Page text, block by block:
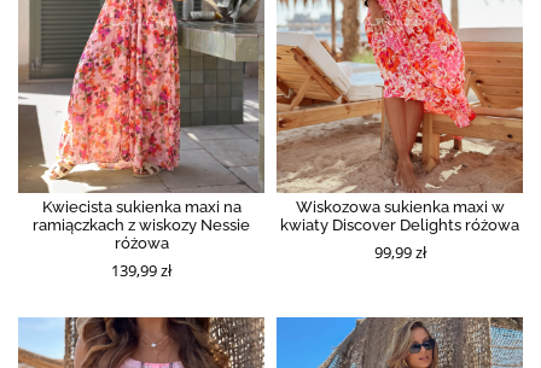
Kwiecista sukienka maxi na
ramiączkach z wiskozy Nessie
różowa
139,99 zł
Wiskozowa sukienka maxi w
kwiaty Discover Delights różowa
99,99 zł